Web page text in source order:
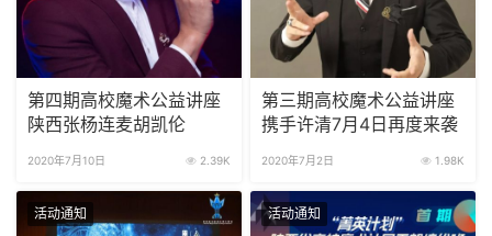
第四期高校魔术公益讲座
陕西张杨连麦胡凯伦
2020年7月10日 2.39K
第三期高校魔术公益讲座
携手许清7月4日再度来袭
2020年7月2日 1.98K
活动通知 活动通知